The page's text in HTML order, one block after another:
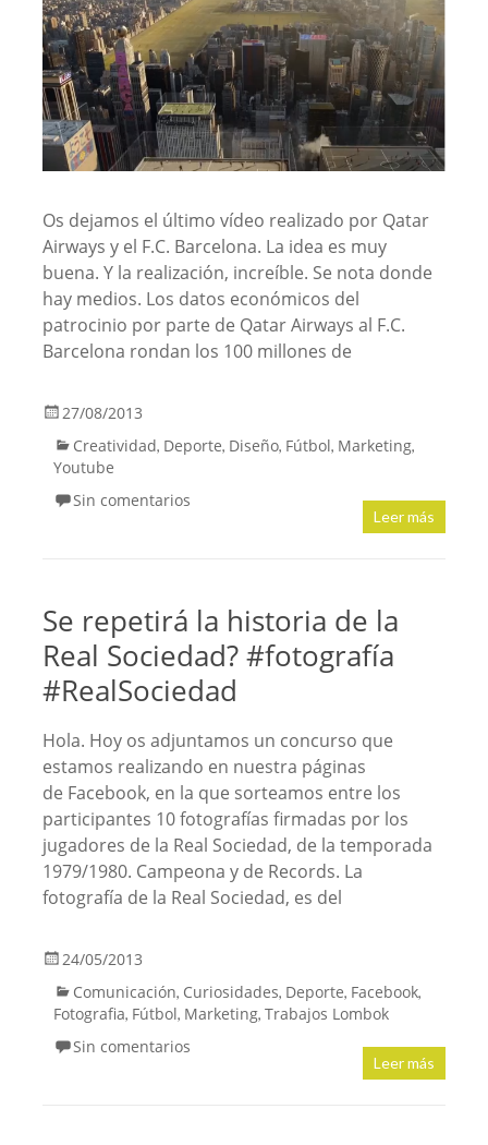
Os dejamos el último vídeo realizado por Qatar
Airways y el F.C. Barcelona. La idea es muy
buena. Y la realización, increíble. Se nota donde
hay medios. Los datos económicos del
patrocinio por parte de Qatar Airways al F.C.
Barcelona rondan los 100 millones de
27/08/2013
Creatividad, Deporte, Diseño, Fútbol, Marketing,
Youtube
Sin comentarios
Leer más
Se repetirá la historia de la
Real Sociedad? #fotografía
#RealSociedad
Hola. Hoy os adjuntamos un concurso que
estamos realizando en nuestra páginas
de Facebook, en la que sorteamos entre los
participantes 10 fotografías firmadas por los
jugadores de la Real Sociedad, de la temporada
1979/1980. Campeona y de Records. La
fotografía de la Real Sociedad, es del
24/05/2013
Comunicación, Curiosidades, Deporte, Facebook,
Fotografia, Fútbol, Marketing, Trabajos Lombok
Sin comentarios
Leer más